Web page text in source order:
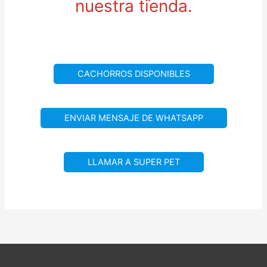
nuestra tienda.
CACHORROS DISPONIBLES
ENVIAR MENSAJE DE WHATSAPP
LLAMAR A SUPER PET